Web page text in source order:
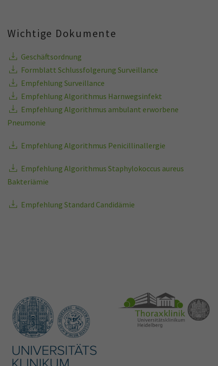
Wichtige Dokumente
Geschäftsordnung
Formblatt Schlussfolgerung Surveillance
Empfehlung Surveillance
Empfehlung Algorithmus Harnwegsinfekt
Empfehlung Algorithmus ambulant erworbene
Pneumonie
Empfehlung Algorithmus Penicillinallergie
Empfehlung Algorithmus Staphylokoccus aureus
Bakteriämie
Empfehlung Standard Candidämie